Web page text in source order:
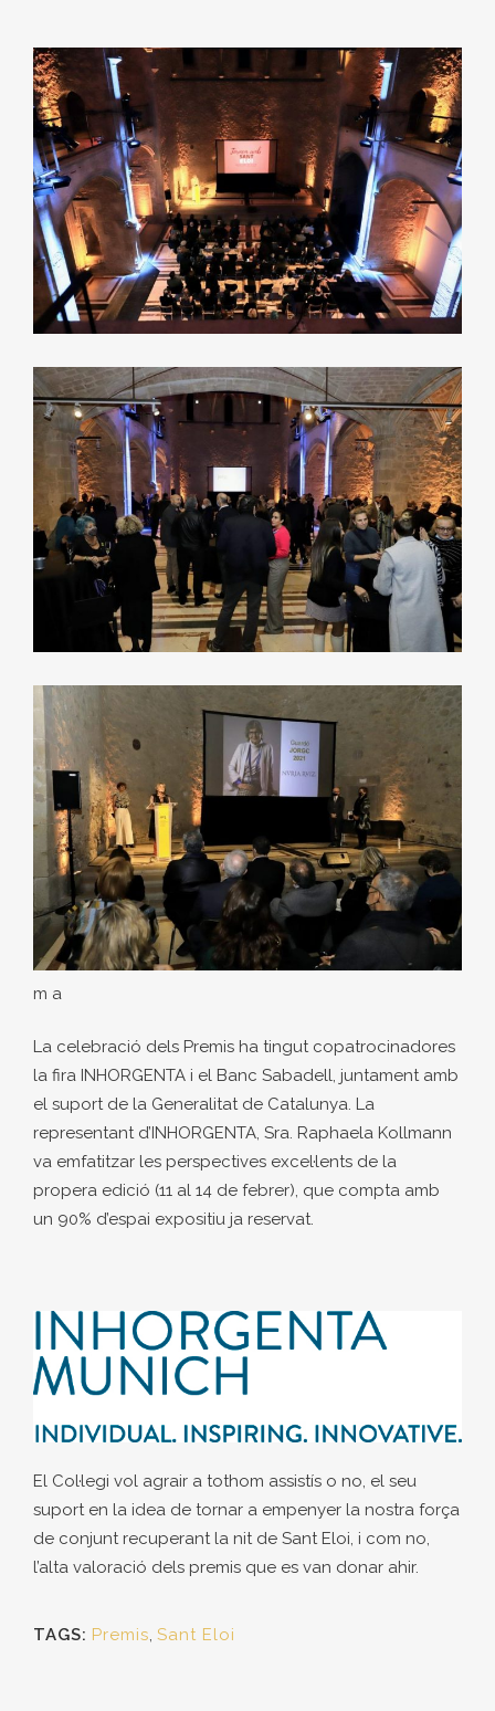
m a
La celebració dels Premis ha tingut copatrocinadores
la fira INHORGENTA i el Banc Sabadell, juntament amb
el suport de la Generalitat de Catalunya. La
representant d’INHORGENTA, Sra. Raphaela Kollmann
va emfatitzar les perspectives excel·lents de la
propera edició (11 al 14 de febrer), que compta amb
un 90% d’espai expositiu ja reservat.
El Col·legi vol agrair a tothom assistís o no, el seu
suport en la idea de tornar a empenyer la nostra força
de conjunt recuperant la nit de Sant Eloi, i com no,
l’alta valoració dels premis que es van donar ahir.
TAGS: Premis, Sant Eloi